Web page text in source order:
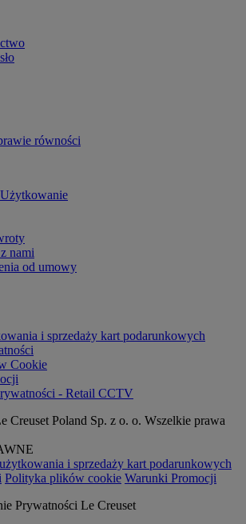
równości
nami
od umowy
i sprzedaży kart podarunkowych
Cookie
- Retail CCTV
Creuset Poland Sp. z o. o. Wszelkie prawa
i sprzedaży kart podarunkowych
Polityka plików cookie Warunki Promocji
Prywatności Le Creuset